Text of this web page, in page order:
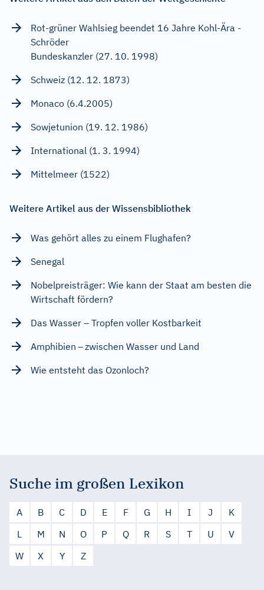
Rot-grüner Wahlsieg beendet 16 Jahre Kohl-Ära -
Schröder
Bundeskanzler (27. 10. 1998)
Schweiz (12. 12. 1873)
Monaco (6.4.2005)
Sowjetunion (19. 12. 1986)
International (1. 3. 1994)
Mittelmeer (1522)
Weitere Artikel aus der Wissensbibliothek
Was gehört alles zu einem Flughafen?
Senegal
Nobelpreisträger: Wie kann der Staat am besten die
Wirtschaft fördern?
Das Wasser – Tropfen voller Kostbarkeit
Amphibien – zwischen Wasser und Land
Wie entsteht das Ozonloch?
Suche im großen Lexikon
A B C D E F G H I J
K
L
M N O P Q R S T U
V
W
X Y Z